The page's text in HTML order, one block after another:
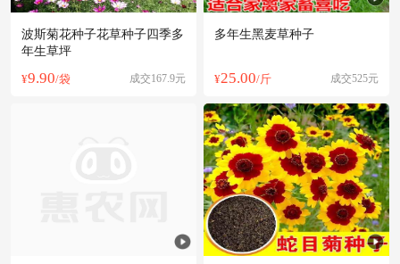
波斯菊花种子花草种子四季多
年生草坪
¥9.90/袋 成交167.9元
多年生黑麦草种子
¥25.00/斤 成交525元